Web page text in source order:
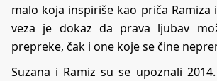
malo koja inspiriše kao priča Ramiza
veza je dokaz da prava ljubav
prepreke, čak i one koje se čine
Suzana i Ramiz su se upoznali